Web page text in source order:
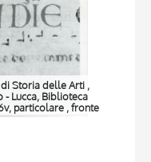
Storia delle Arti ,
- Lucca, Biblioteca
particolare , fronte